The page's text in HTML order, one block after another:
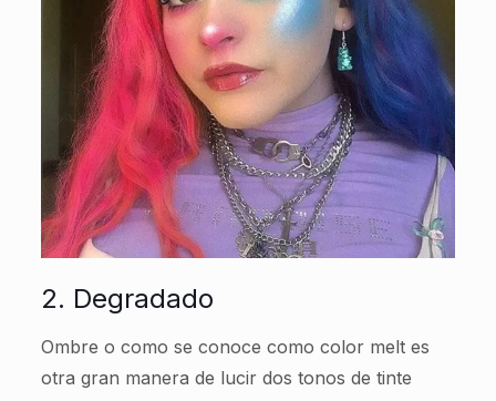
2. Degradado
Ombre o como se conoce como color melt es
otra gran manera de lucir dos tonos de tinte